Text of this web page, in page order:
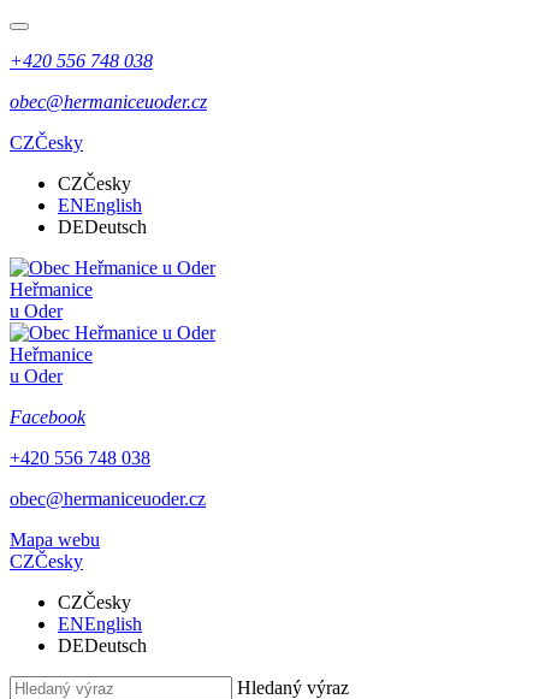
+420 556 748 038
obec@hermaniceuoder.cz
CZČesky
CZČesky
ENEnglish
DEDeutsch
Heřmanice
u Oder
Heřmanice
u Oder
Facebook
+420 556 748 038
obec@hermaniceuoder.cz
Mapa webu
CZČesky
CZČesky
ENEnglish
DEDeutsch
Hledaný výraz